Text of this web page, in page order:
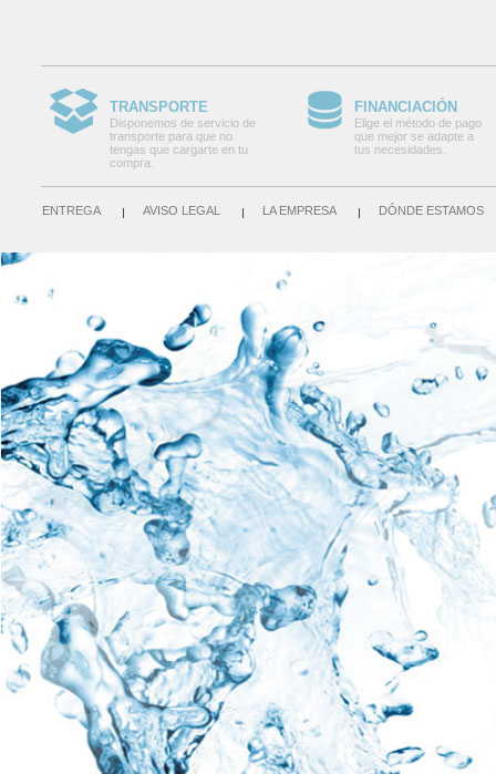
TRANSPORTE
Disponemos de servicio de
transporte para que no
tengas que cargarte en tu
compra.
FINANCIACIÓN
Elige el método de pago
que mejor se adapte a
tus necesidades.
ENTREGA AVISO LEGAL LA EMPRESA DÓNDE ESTAMOS